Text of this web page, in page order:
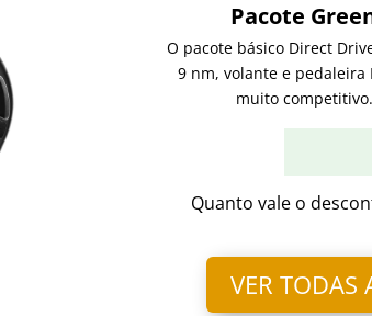
Pacote
O pacote básico Direct
9 nm, volante e pedaleira
muito
Quanto vale o
VER TODAS